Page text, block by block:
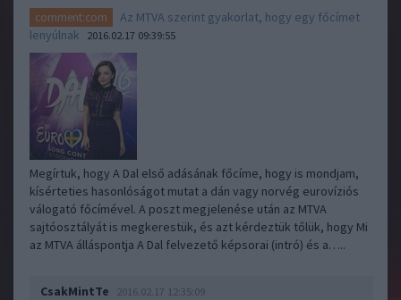
comment:com
Az MTVA szerint gyakorlat, hogy egy főcímet
lenyúlnak
2016.02.17 09:39:55
Megírtuk, hogy A Dal első adásának főcíme, hogy is mondjam,
kísérteties hasonlóságot mutat a dán vagy norvég eurovíziós
válogató főcímével. A poszt megjelenése után az MTVA
sajtóosztályát is megkerestük, és azt kérdeztük tőlük, hogy Mi
az MTVA álláspontja A Dal felvezető képsorai (intró) és a…..
CsakMintTe 2016.02.17 12:35:09